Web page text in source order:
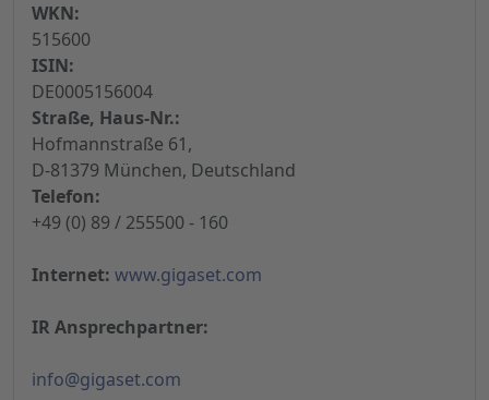
WKN:
515600
ISIN:
DE0005156004
Straße, Haus-Nr.:
Hofmannstraße 61,
D-81379 München, Deutschland
Telefon:
+49 (0) 89 / 255500 - 160
Internet: www.gigaset.com
IR Ansprechpartner:
info@gigaset.com